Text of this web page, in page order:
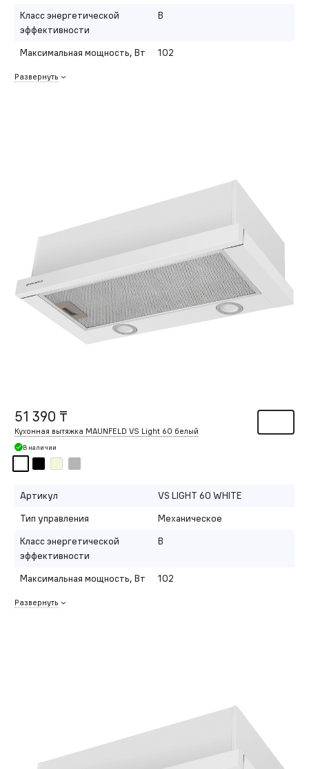
Класс энергетической
эффективности
B
Максимальная мощность, Вт 102
Развернуть
51 390 ₸
Кухонная вытяжка MAUNFELD VS Light 60 белый
В наличии
Артикул
VS LIGHT 60 WHITE
Тип управления
Механическое
Класс энергетической
эффективности
B
Максимальная мощность, Вт 102
Развернуть